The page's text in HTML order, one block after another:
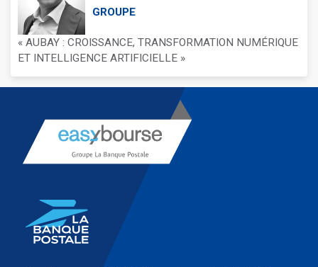
GROUPE
« AUBAY : CROISSANCE, TRANSFORMATION NUMÉRIQUE
ET INTELLIGENCE ARTIFICIELLE »